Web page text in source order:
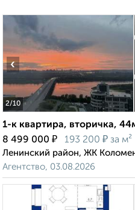
2/10
‹
1-к квартира, вторичка,
8 499 000 ₽ 193 200 ₽ за м²
Ленинский район, ЖК
Агентство, 03.08.2026